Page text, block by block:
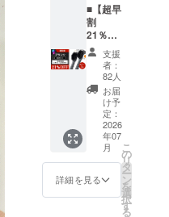
■【超早
割
21％OF
F】奇跡
の歯ブ
ラシ
BIG（３
本） 1
本あた
りの定
価 993
円 ［一
般販売
予定価
格 3本
セット
支援
者：
82人
お届
け予
定：
2026
年07
月
詳細を見る
こ
の
リ
タ
ー
ン
を
選
択
す
る